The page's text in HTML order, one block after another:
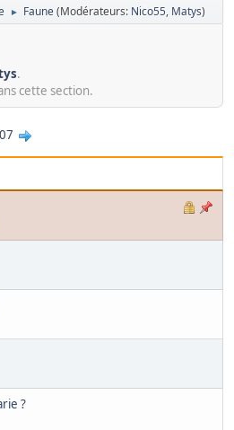
► Faune(Modérateurs: Nico55, Matys)
.
cette section.
?